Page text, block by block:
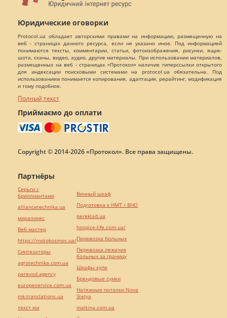
Юридические оговорки
Protocol.ua обладает авторскими правами на информацию, размещенную на
веб - страницах данного ресурса, если не указано иное. Под информацией
понимаются тексты, комментарии, статьи, фотоизображения, рисунки, ящик-
шота, сканы, видео, аудио, другие материалы. При использовании материалов,
размещенных на веб - страницах «Протокол» наличие гиперссылки открытого
для индексации поисковыми системами на protocol.ua обязательна. Под
использованием понимается копирования, адаптация, рерайтинг, модификация
и тому подобное.
Полный текст
Приймаємо до оплати
Copyright © 2014-2026 «Протокол». Все права защищены.
Партнёры
Серьги с
бриллиантами
alliancetechnika.ua
миралинкс
Веб мастер
https://motokosmos.ua/
Синтезаторы
agrotechnika.com.ua
perevod.agency
europeservice.com.ua
mk-translations.ua
текст юа
Винный шкаф
Подготовка к НМТ / ВНО
pereklad.ua
hospice-life.com.ua/
Перевозка больных
Перевозка лежачих
больных за границу
Шкафы купе
Брендовые сумки
Натяжные потолки Nova
Stelya
maltina.com.ua